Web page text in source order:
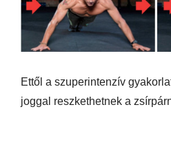
Ettől a szuperintenzív
joggal reszkethetnek a